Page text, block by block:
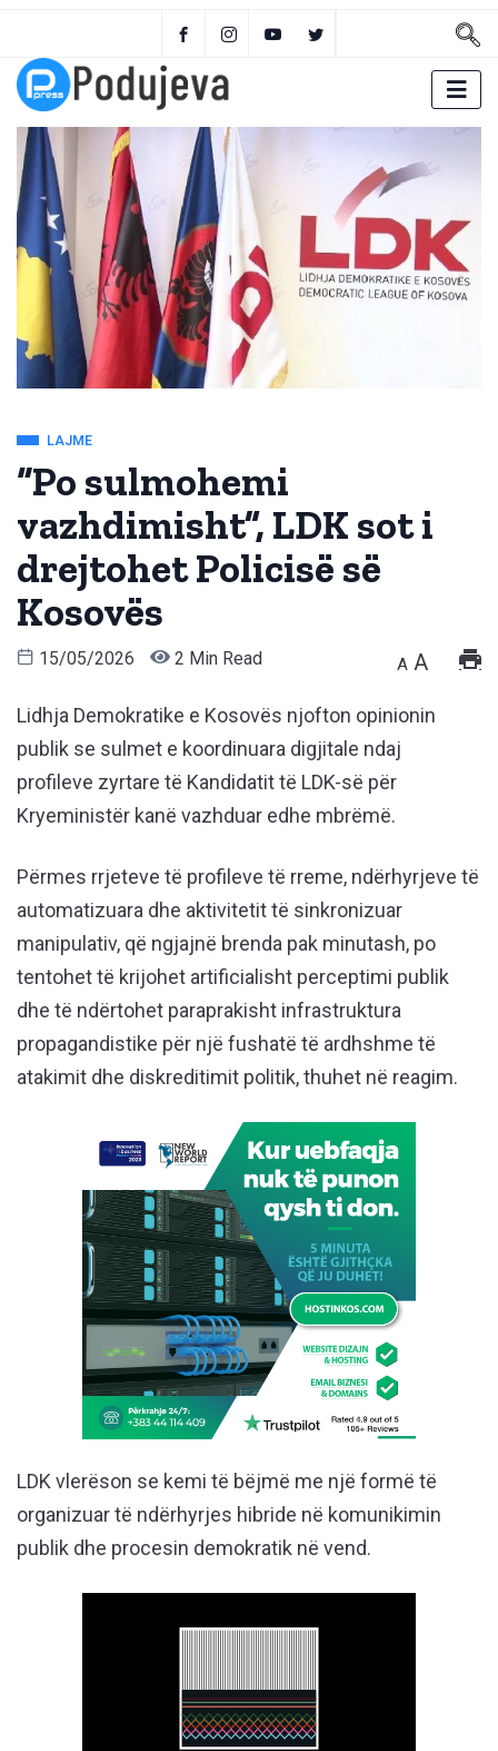
LAJME
“Po sulmohemi
vazhdimisht”, LDK sot i
drejtohet Policisë së
Kosovës
15/05/2026 2 Min Read A A
Lidhja Demokratike e Kosovës njofton opinionin
publik se sulmet e koordinuara digjitale ndaj
profileve zyrtare të Kandidatit të LDK-së për
Kryeministër kanë vazhduar edhe mbrëmë.
Përmes rrjeteve të profileve të rreme, ndërhyrjeve të
automatizuara dhe aktivitetit të sinkronizuar
manipulativ, që ngjajnë brenda pak minutash, po
tentohet të krijohet artificialisht perceptimi publik
dhe të ndërtohet paraprakisht infrastruktura
propagandistike për një fushatë të ardhshme të
atakimit dhe diskreditimit politik, thuhet në reagim.
LDK vlerëson se kemi të bëjmë me një formë të
organizuar të ndërhyrjes hibride në komunikimin
publik dhe procesin demokratik në vend.